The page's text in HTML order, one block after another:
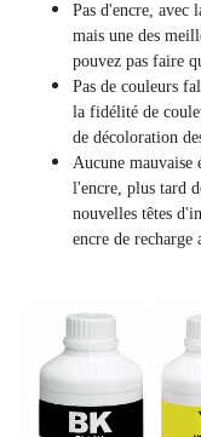
Pas d'encre, avec
mais une des
pouvez pas faire
Pas de couleurs
la fidélité de
de décoloration
Aucune mauvaise
l'encre, plus tard
nouvelles têtes
encre de recharge